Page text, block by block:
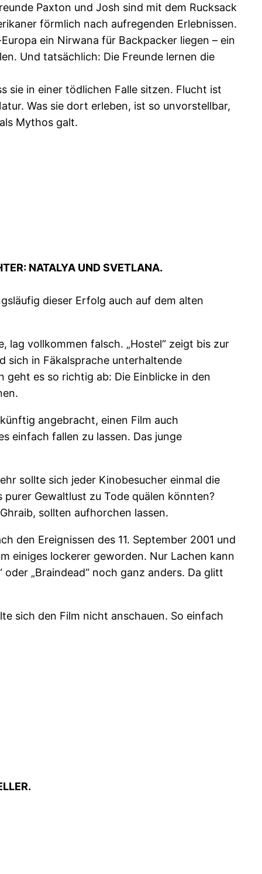
Paxton und Josh sind mit dem Rucksack
förmlich nach aufregenden Erlebnissen.
ein Nirwana für Backpacker liegen – ein
Und tatsächlich: Die Freunde lernen die
sie in einer tödlichen Falle sitzen. Flucht ist
Was sie dort erleben, ist so unvorstellbar,
Mythos galt.
NATALYA UND SVETLANA.
dieser Erfolg auch auf dem alten
lag vollkommen falsch. „Hostel“ zeigt bis zur
sich in Fäkalsprache unterhaltende
geht es so richtig ab: Die Einblicke in den
angebracht, einen Film auch
einfach fallen zu lassen. Das junge
sollte sich jeder Kinobesucher einmal die
Gewaltlust zu Tode quälen könnten?
sollten aufhorchen lassen.
den Ereignissen des 11. September 2001 und
einiges lockerer geworden. Nur Lachen kann
„Braindead“ noch ganz anders. Da glitt
sich den Film nicht anschauen. So einfach